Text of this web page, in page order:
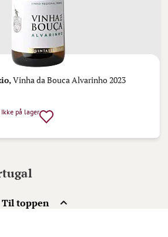
Vinha da Bouca Alvarinho 2023
Ikke på lager
Til toppen